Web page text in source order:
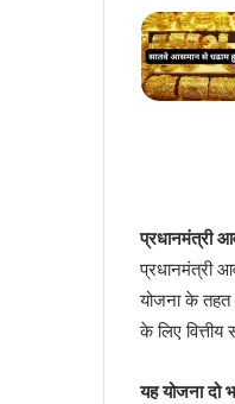
प्रधानमंत्री
प्रधानमंत्री
योजना के तहत
के लिए वित्तीय
यह योजना दो